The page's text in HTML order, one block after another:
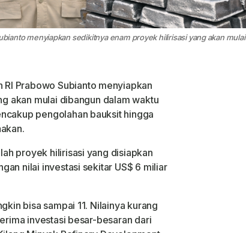
menyiapkan sedikitnya enam proyek hilirisasi yang akan mulai
Prabowo Subianto menyiapkan
akan mulai dibangun dalam waktu
pengolahan bauksit hingga
proyek hilirisasi yang disiapkan
nilai investasi sekitar US$ 6 miliar
bisa sampai 11. Nilainya kurang
investasi besar-besaran dari